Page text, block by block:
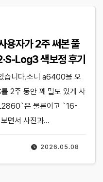
자가 2주 써본 풀
Log3 색보정 후기
2026.05.08
습니다.소니 a6400을 오
2주 동안 꽤 밀도 있게 사
은 물론이고 `16-
면서 사진과…